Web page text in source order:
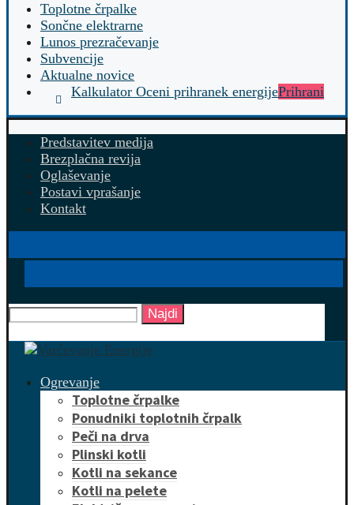
Toplotne črpalke
Sončne elektrarne
Lunos prezračevanje
Subvencije
Aktualne novice
Kalkulator Oceni prihranek energijePrihrani
Predstavitev medija
Brezplačna revija
Oglaševanje
Postavi vprašanje
Kontakt
Najdi
Ogrevanje
Toplotne črpalke
Ponudniki toplotnih črpalk
Peči na drva
Plinski kotli
Kotli na sekance
Kotli na pelete